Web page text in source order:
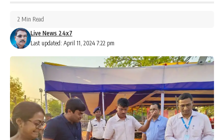
0 0 0 0 0 0
Leave a review
Last updated: April 11, 2024 7:22 pm
Live News 24x7
2 Min Read